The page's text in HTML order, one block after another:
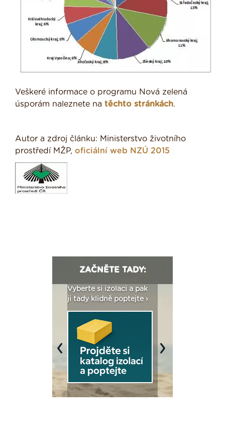
Veškeré informace o programu Nová zelená
úsporám naleznete na těchto stránkách.
Autor a zdroj článku: Ministerstvo životního
prostředí MŽP, oficiální web NZÚ 2015
ZAČNĚTE TADY:
Vyberte si izolaci a pak
ji tady klidně poptejte ›
Previous Next